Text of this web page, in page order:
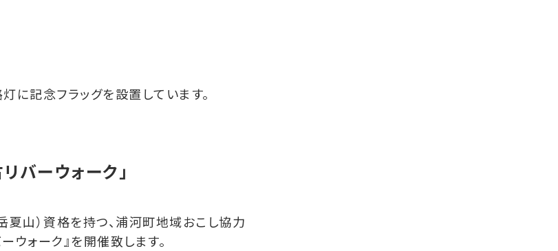
記念フラッグを設置しています。
バーウォーク」
夏山）資格を持つ、浦河町地域おこし協力
ウォーク』を開催致します。